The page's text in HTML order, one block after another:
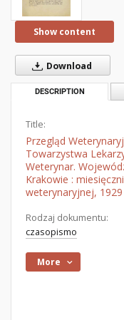
Show content
Download
DESCRIPTION
Title:
Przegląd
Towarzystwa
Weterynar.
Krakowie :
weterynaryjnej,
Rodzaj dokumentu:
czasopismo
More